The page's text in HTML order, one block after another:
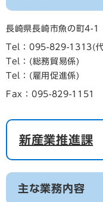
長崎県長崎市魚の町4-1
Tel：095-829-1313
Tel：
総務貿易係
Tel：
雇用促進係
Fax：095-829-1151
新産業推進課
主な業務内容